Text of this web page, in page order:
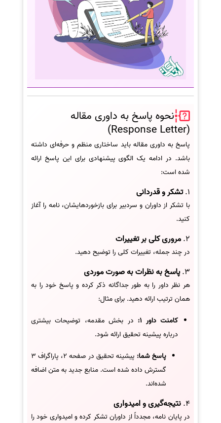
نحوه پاسخ به داوری مقاله
(Response Letter)
پاسخ به داوری مقاله باید ساختاری منظم و حرفه‌ای داشته
باشد. در ادامه یک الگوی پیشنهادی برای این پاسخ ارائه
شده است:
1. تشکر و قدردانی
با تشکر از داوران و سردبیر برای بازخوردهایشان، نامه را آغاز
کنید.
2. مروری کلی بر تغییرات
در چند جمله، تغییرات کلی را توضیح دهید.
3. پاسخ به نظرات به صورت موردی
هر نظر داور را به طور جداگانه ذکر کرده و پاسخ خود را به
همان ترتیب ارائه دهید. برای مثال:
کامنت داور 1:
در بخش مقدمه، توضیحات بیشتری
درباره پیشینه تحقیق ارائه شود.
پاسخ شما:
پیشینه تحقیق در صفحه 2، پاراگراف 3
گسترش داده شده است. منابع جدید به متن اضافه
شده‌اند.
4. نتیجه‌گیری و امیدواری
در پایان نامه، مجدداً از داوران تشکر کرده و امیدواری خود را